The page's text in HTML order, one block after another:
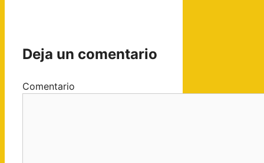
Deja un comentario
Comentario